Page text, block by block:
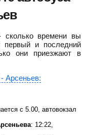
времени вы
первый и последний
они приезжают в
Арсеньев:
с 5.00, автовокзал
: 12:22,